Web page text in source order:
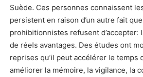
Suède. Ces personnes connaissent
persistent en raison d’un autre fait
prohibitionnistes refusent d’accepter:
de réels avantages. Des études ont
reprises qu’il peut accélérer le temps
améliorer la mémoire, la vigilance, la